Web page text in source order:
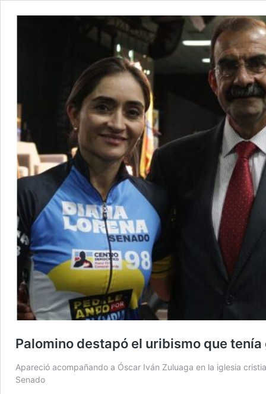
Palomino destapó el uribismo que
Apareció acompañando a Óscar Iván Zuluaga en la iglesia
Senado